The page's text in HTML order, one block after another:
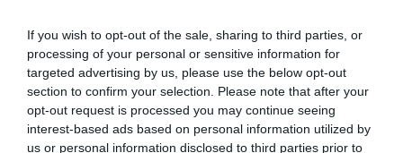
If you wish to opt-out of the sale, sharing to third parties, or
processing of your personal or sensitive information for
targeted advertising by us, please use the below opt-out
section to confirm your selection. Please note that after your
opt-out request is processed you may continue seeing
interest-based ads based on personal information utilized by
us or personal information disclosed to third parties prior to
3 h 50 min